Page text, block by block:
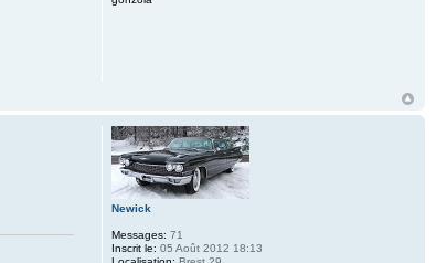
Newick
Messages: 71
Inscrit le: 05 Août 2012 18:13